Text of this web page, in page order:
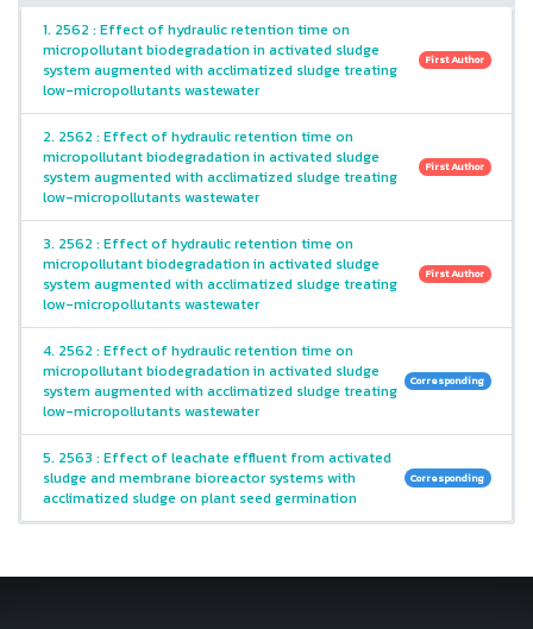
1. 2562 : Effect of hydraulic retention time on
micropollutant biodegradation in activated sludge
system augmented with acclimatized sludge treating
low-micropollutants wastewater
First Author
2. 2562 : Effect of hydraulic retention time on
micropollutant biodegradation in activated sludge
system augmented with acclimatized sludge treating
low-micropollutants wastewater
First Author
3. 2562 : Effect of hydraulic retention time on
micropollutant biodegradation in activated sludge
system augmented with acclimatized sludge treating
low-micropollutants wastewater
First Author
4. 2562 : Effect of hydraulic retention time on
micropollutant biodegradation in activated sludge
system augmented with acclimatized sludge treating
low-micropollutants wastewater
Corresponding
5. 2563 : Effect of leachate effluent from activated
sludge and membrane bioreactor systems with
acclimatized sludge on plant seed germination
Corresponding